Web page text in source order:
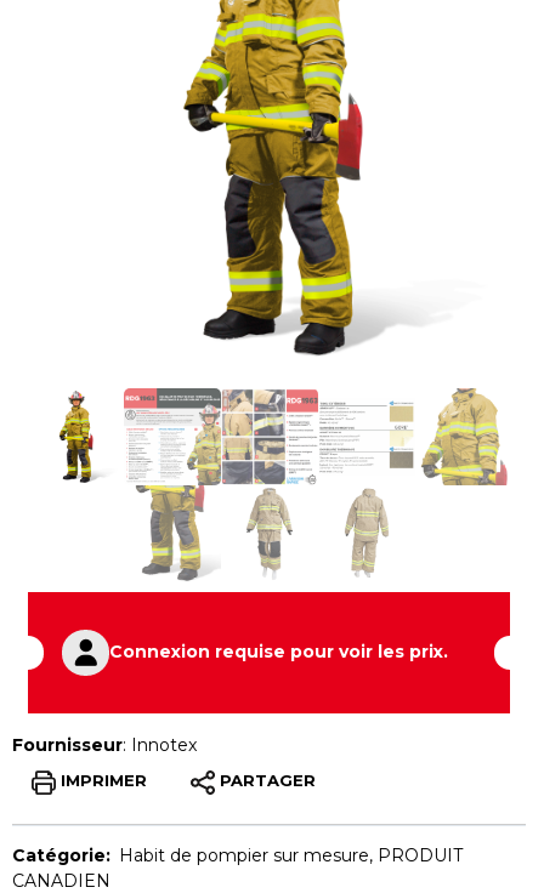
Connexion requise pour voir les prix.
Fournisseur: Innotex
IMPRIMER PARTAGER
Catégorie: Habit de pompier sur mesure, PRODUIT
CANADIEN